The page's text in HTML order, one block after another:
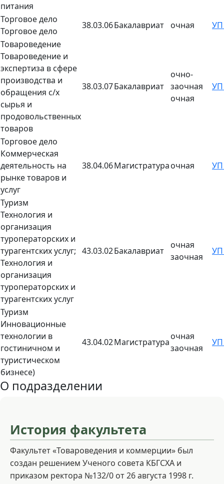
питания
Торговое дело
Торговое дело
38.03.06Бакалавриат очная
Товароведение
Товароведение и
экспертиза в сфере
производства и
обращения с/х
сырья и
продовольственных
товаров
38.03.07Бакалавриат
очно-
заочная
очная
Торговое дело
Коммерческая
деятельность на
рынке товаров и
услуг
38.04.06Магистратураочная
Туризм
Технология и
организация
туроператорских и
турагентских услуг;
Технология и
организация
туроператорских и
турагентских услуг
43.03.02Бакалавриат
очная
заочная
Туризм
Инновационные
технологии в
гостиничном и
туристическом
бизнесе)
43.04.02Магистратура
очная
заочная
О подразделении
История факультета
Факультет «Товароведения и коммерции» был
создан решением Ученого совета КБГСХА и
приказом ректора №132/0 от 26 августа 1998 г.